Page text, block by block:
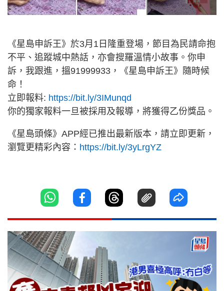
《星島申訴王》於3月1日隆重登場，節目為民請命抱
不平、追蹤城中熱話，亦會搜羅溫情小故事。你申
訴，我跟進，搵91999933，《星島申訴王》隨時候
命！
立即報料: https://bit.ly/3IMunqd
你的獨家報料一旦被採用及報導，將獲得乙份獎品。
《星島頭條》APP經已推出最新版本，請立即更新，
瀏覽更精彩內容： https://bit.ly/3yLrgYZ